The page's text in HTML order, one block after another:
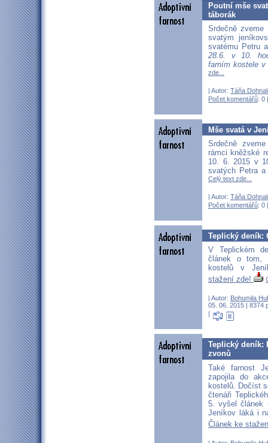
Poutní mše
táborák
Srdečně
svatým
svatému Petru
28.6. v 10.
farním kostele
zde...
| Autor: Táňa
Počet komentářů: 0
Mše svatá v
Srdečně
rámci kněžské
10. 6. 2015 v
svatých Petra
Celý text zde...
| Autor: Táňa
Počet komentářů: 0
Teplický deník:
V Teplickém
článek o tom,
kostelů v
stažení zde!
| Autor: Bohumila
05. 06. 2015 | 8374
Teplický deník:
zvonů
Také farnost
zapojila do
kostelů. Dočíst
čtenáři
5. vyšel článek
Jeníkov láká i
Článek ke